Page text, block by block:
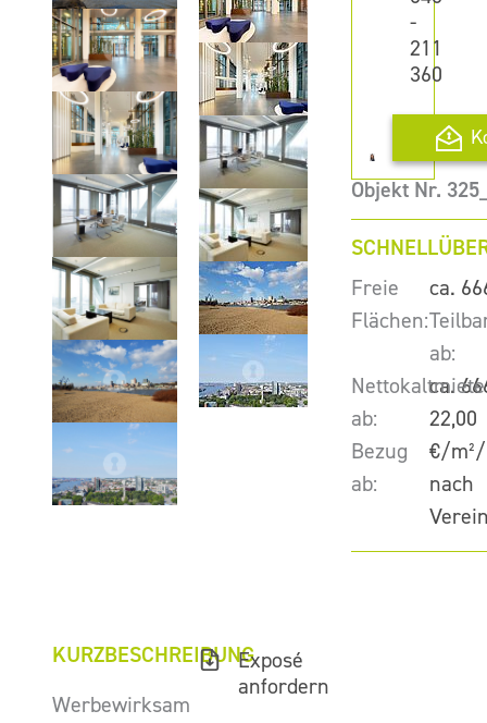
-
211
360
Objekt Nr.
Freie
Flächen:
ca.
ab:
ca.
Nettokaltmiete
ab:
22,00
€/
Bezug
ab:
nach
KURZBESCHREIBUNG
Werbewirksam
Exposé
anfordern